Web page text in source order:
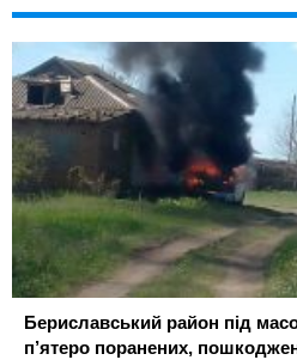
Бериславський район під
п’ятеро поранених,